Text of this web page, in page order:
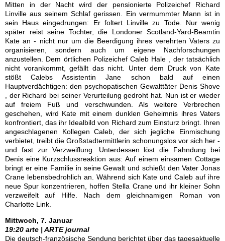
Mitten in der Nacht wird der pensionierte Polizeichef Richard
Linville aus seinem Schlaf gerissen. Ein vermummter Mann ist in
sein Haus eingedrungen: Er foltert Linville zu Tode. Nur wenig
später reist seine Tochter, die Londoner Scotland-Yard-Beamtin
Kate an - nicht nur um die Beerdigung ihres verehrten Vaters zu
organisieren, sondern auch um eigene Nachforschungen
anzustellen. Dem örtlichen Polizeichef Caleb Hale , der tatsächlich
nicht vorankommt, gefällt das nicht. Unter dem Druck von Kate
stößt Calebs Assistentin Jane schon bald auf einen
Hauptverdächtigen: den psychopatischen Gewalttäter Denis Shove
, der Richard bei seiner Verurteilung gedroht hat. Nun ist er wieder
auf freiem Fuß und verschwunden. Als weitere Verbrechen
geschehen, wird Kate mit einem dunklen Geheimnis ihres Vaters
konfrontiert, das ihr Idealbild von Richard zum Einsturz bringt. Ihren
angeschlagenen Kollegen Caleb, der sich jegliche Einmischung
verbietet, treibt die Großstadtermittlerin schonungslos vor sich her -
und fast zur Verzweiflung. Unterdessen löst die Fahndung bei
Denis eine Kurzschlussreaktion aus: Auf einem einsamen Cottage
bringt er eine Familie in seine Gewalt und schießt den Vater Jonas
Crane lebensbedrohlich an. Während sich Kate und Caleb auf ihre
neue Spur konzentrieren, hoffen Stella Crane und ihr kleiner Sohn
verzweifelt auf Hilfe. Nach dem gleichnamigen Roman von
Charlotte Link.
Mittwoch, 7. Januar
19:20 arte | ARTE journal
Die deutsch-französische Sendung berichtet über das tagesaktuelle